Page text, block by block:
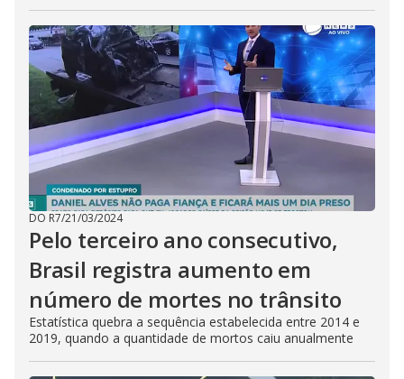
DO R7/21/03/2024
Pelo terceiro ano consecutivo,
Brasil registra aumento em
número de mortes no trânsito
Estatística quebra a sequência estabelecida entre 2014 e
2019, quando a quantidade de mortos caiu anualmente